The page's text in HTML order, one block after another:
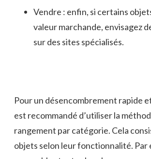
Vendre : enfin, si certains
valeur marchande, envisagez
sur des sites spécialisés.
Pour un désencombrement rapide
est recommandé d’utiliser la
rangement par catégorie. Cela
objets selon leur fonctionnalité. Par